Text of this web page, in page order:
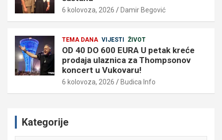
6 kolovoza, 2026 Damir Begović
TEMA DANA VIJESTI ŽIVOT
OD 40 DO 600 EURA U petak kreće
prodaja ulaznica za Thompsonov
koncert u Vukovaru!
6 kolovoza, 2026 Budica Info
Kategorije